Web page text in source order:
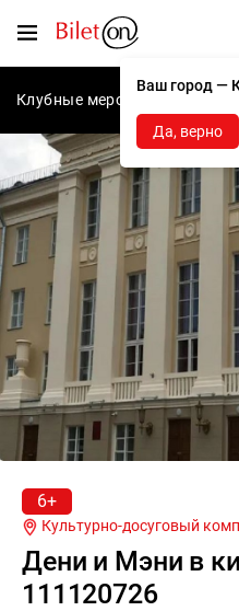
Меню
Ваш город —
Да, верно
Клубные мероприятия
6+
Культурно-досуговый
Дени и Мэни в
111120726